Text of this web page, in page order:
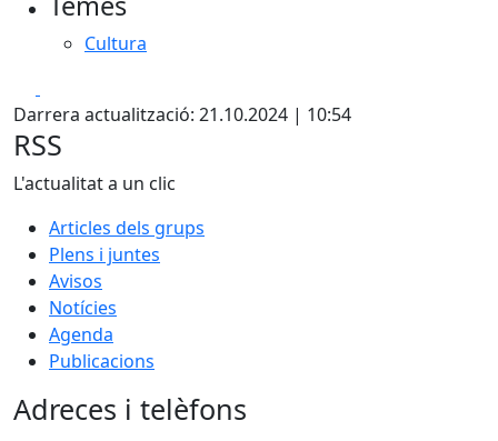
Cultura
Darrera actualització: 21.10.2024 | 10:54
RSS
L'actualitat a un clic
Articles dels grups
Plens i juntes
Avisos
Notícies
Agenda
Publicacions
Adreces i telèfons